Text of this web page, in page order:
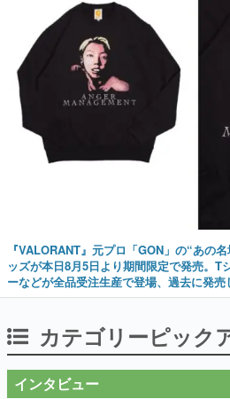
『VALORANT』元プロ「GON」の“あの
ッズが本日8月5日より期間限定で発売。T
ーなどが全品受注生産で登場、過去に発
カテゴリーピック
インタビュー